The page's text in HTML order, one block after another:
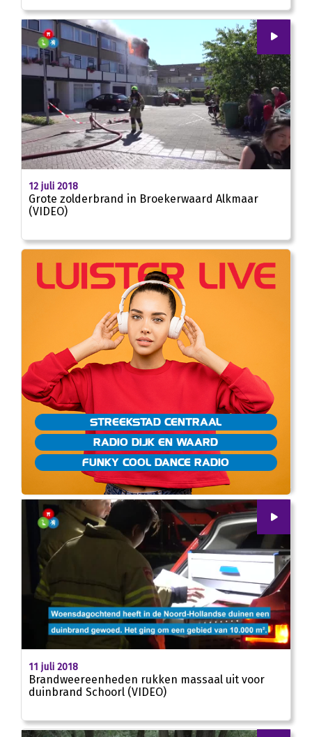
00:00
12 juli 2018
Grote zolderbrand in Broekerwaard Alkmaar
(VIDEO)
STREEKSTAD CENTRAAL
RADIO DIJK EN WAARD
FUNKY COOL DANCE RADIO
00:00
11 juli 2018
Brandweereenheden rukken massaal uit voor
duinbrand Schoorl (VIDEO)